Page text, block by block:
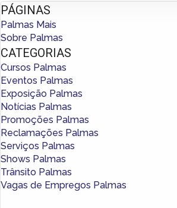
PÁGINAS
Palmas Mais
Sobre Palmas
CATEGORIAS
Cursos Palmas
Eventos Palmas
Exposição Palmas
Notícias Palmas
Promoções Palmas
Reclamações Palmas
Serviços Palmas
Shows Palmas
Trânsito Palmas
Vagas de Empregos Palmas